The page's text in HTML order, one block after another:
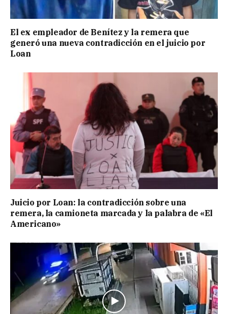
El ex empleador de Benítez y la remera que
generó una nueva contradicción en el juicio por
Loan
Juicio por Loan: la contradicción sobre una
remera, la camioneta marcada y la palabra de «El
Americano»